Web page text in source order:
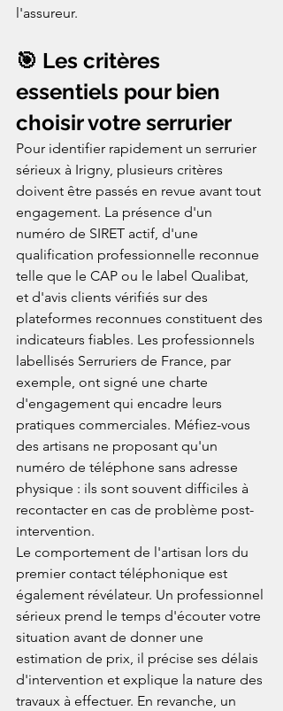
l'assureur.
🎯 Les critères
essentiels pour bien
choisir votre serrurier
Pour identifier rapidement un serrurier
sérieux à Irigny, plusieurs critères
doivent être passés en revue avant tout
engagement. La présence d'un
numéro de SIRET actif, d'une
qualification professionnelle reconnue
telle que le CAP ou le label Qualibat,
et d'avis clients vérifiés sur des
plateformes reconnues constituent des
indicateurs fiables. Les professionnels
labellisés Serruriers de France, par
exemple, ont signé une charte
d'engagement qui encadre leurs
pratiques commerciales. Méfiez-vous
des artisans ne proposant qu'un
numéro de téléphone sans adresse
physique : ils sont souvent difficiles à
recontacter en cas de problème post-
intervention.
Le comportement de l'artisan lors du
premier contact téléphonique est
également révélateur. Un professionnel
sérieux prend le temps d'écouter votre
situation avant de donner une
estimation de prix, il précise ses délais
d'intervention et explique la nature des
travaux à effectuer. En revanche, un